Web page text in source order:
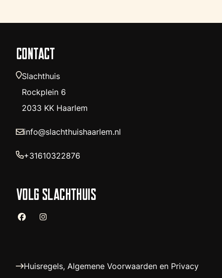
CONTACT
Slachthuis
Rockplein 6
2033 KK Haarlem
info@slachthuishaarlem.nl
+31610322876
VOLG SLACHTHUIS
Huisregels, Algemene Voorwaarden en Privacy